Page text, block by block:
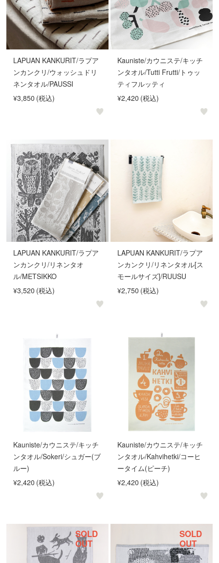
LAPUAN KANKURIT/ラプア
ンカンクリ/ウォッシュドリ
ネンタオル/PAUSSI
¥3,850 (税込)
Kauniste/カウニステ/キッチ
ンタオル/Tutti Frutti/トゥッ
ティフルッティ
¥2,420 (税込)
LAPUAN KANKURIT/ラプア
ンカンクリ/リネンタオ
ル/METSIKKO
¥3,520 (税込)
LAPUAN KANKURIT/ラプア
ンカンクリ/リネンタオル[ス
モールサイズ]/RUUSU
¥2,750 (税込)
Kauniste/カウニステ/キッチ
ンタオル/Sokeri/シュガー(ブ
ルー)
¥2,420 (税込)
Kauniste/カウニステ/キッチ
ンタオル/Kahvihetki/コーヒ
ータイム(ピーチ)
¥2,420 (税込)
SOLD
OUT
SOLD
OUT